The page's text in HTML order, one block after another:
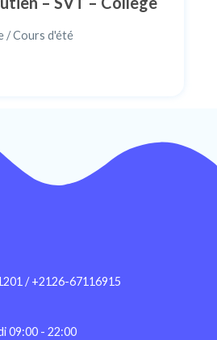
/ Cours d'été
/ +2126-67116915
09:00 - 22:00